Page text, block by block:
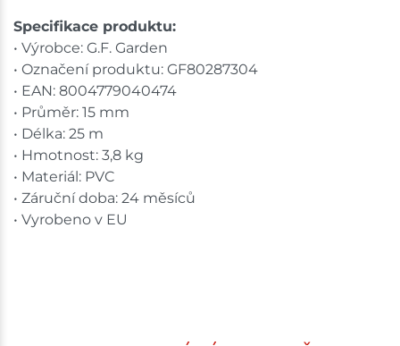
Specifikace produktu:
• Výrobce: G.F. Garden
• Označení produktu: GF80287304
• EAN: 8004779040474
• Průměr: 15 mm
• Délka: 25 m
• Hmotnost: 3,8 kg
• Materiál: PVC
• Záruční doba: 24 měsíců
• Vyrobeno v EU